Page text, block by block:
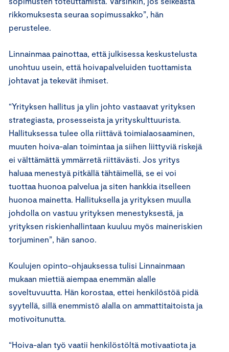
rikkomuksesta seuraa sopimussakko”, hän
perustelee.
Linnainmaa painottaa, että julkisessa keskustelusta
unohtuu usein, että hoivapalveluiden tuottamista
johtavat ja tekevät ihmiset.
“Yrityksen hallitus ja ylin johto vastaavat yrityksen
strategiasta, prosesseista ja yrityskulttuurista.
Hallituksessa tulee olla riittävä toimialaosaaminen,
muuten hoiva-alan toimintaa ja siihen liittyviä riskejä
ei välttämättä ymmärretä riittävästi. Jos yritys
haluaa menestyä pitkällä tähtäimellä, se ei voi
tuottaa huonoa palvelua ja siten hankkia itselleen
huonoa mainetta. Hallituksella ja yrityksen muulla
johdolla on vastuu yrityksen menestyksestä, ja
yrityksen riskienhallintaan kuuluu myös maineriskien
torjuminen”, hän sanoo.
Koulujen opinto-ohjauksessa tulisi Linnainmaan
mukaan miettiä aiempaa enemmän alalle
soveltuvuutta. Hän korostaa, ettei henkilöstöä pidä
syytellä, sillä enemmistö alalla on ammattitaitoista ja
motivoitunutta.
“Hoiva-alan työ vaatii henkilöstöltä motivaatiota ja